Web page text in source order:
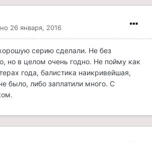
26 января, 2016
серию сделали. Не без
но в целом очень годно. Не пойму как
года, балистика наикривейшая,
было, либо заплатили много. С